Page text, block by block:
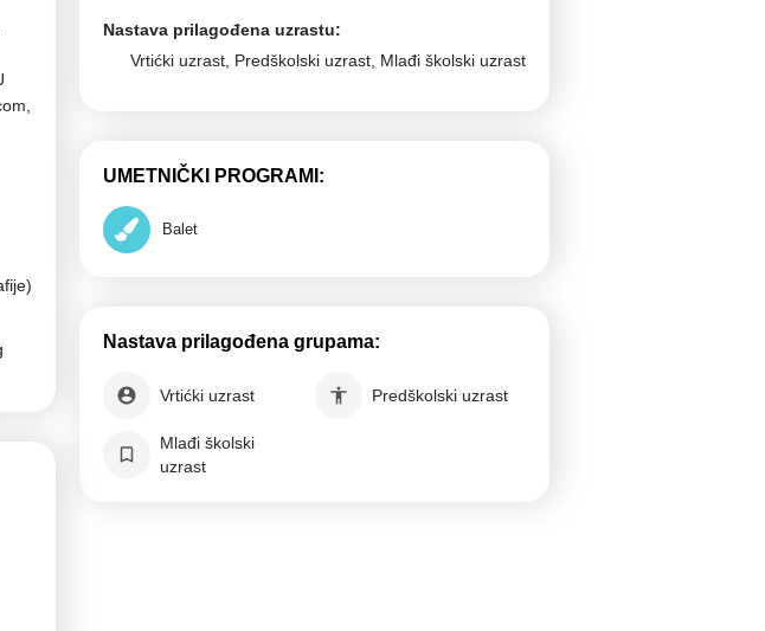
Nastava prilagođena uzrastu:
Vrtićki uzrast, Predškolski uzrast, Mlađi školski uzrast
UMETNIČKI PROGRAMI:
Balet
Nastava prilagođena grupama:
Vrtićki uzrast Predškolski uzrast
Mlađi školski
uzrast